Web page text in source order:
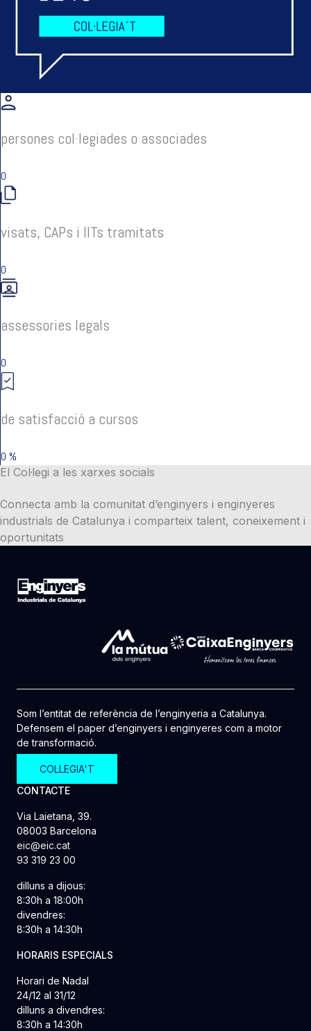
persones col·legiades o associades
0
visats, CAPs i IITs tramitats
0
assessories legals
0
de satisfacció a cursos
0 %
El Col·legi a les xarxes socials
Connecta amb la comunitat d’enginyers i enginyeres
industrials de Catalunya i comparteix talent, coneixement i
oportunitats
Som l’entitat de referència de l’enginyeria a Catalunya.
Defensem el paper d’enginyers i enginyeres com a motor
de transformació.
COL·LEGIA'T
CONTACTE
Via Laietana, 39.
08003 Barcelona
eic@eic.cat
93 319 23 00
dilluns a dijous:
8:30h a 18:00h
divendres:
8:30h a 14:30h
HORARIS ESPECIALS
Horari de Nadal
24/12 al 31/12
dilluns a divendres:
8:30h a 14:30h